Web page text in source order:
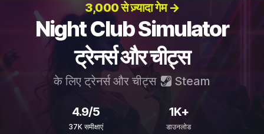
3,000 से ज़्यादा गेम →
Night Club Simulator
ट्रेनर्स और चीट्स
के लिए ट्रेनर्स और चीट्स Steam
4.9/5
37K समीक्षाएं
1K+
डाउनलोड